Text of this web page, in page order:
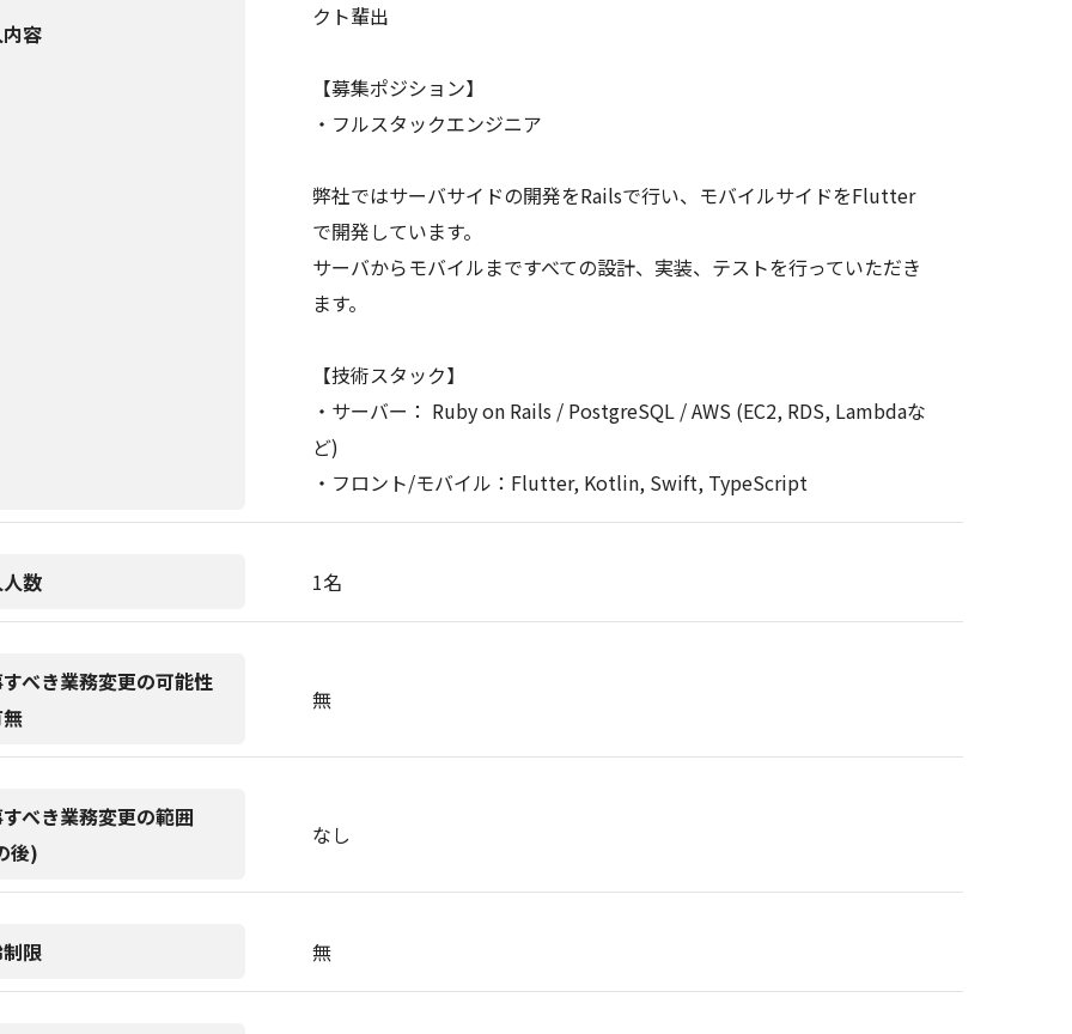
容
クト輩出
【募集ポジション】
・フルスタックエンジニア
弊社ではサーバサイドの開発をRailsで行い、モバイルサイドをFlutter
で開発しています。
サーバからモバイルまですべての設計、実装、テストを行っていただき
ます。
【技術スタック】
・サーバー： Ruby on Rails / PostgreSQL / AWS (EC2, RDS, Lambdaな
ど)
・フロント/モバイル：Flutter, Kotlin, Swift, TypeScript
数 1名
べき業務変更の可能性
無
べき業務変更の範囲
後)
なし
限 無